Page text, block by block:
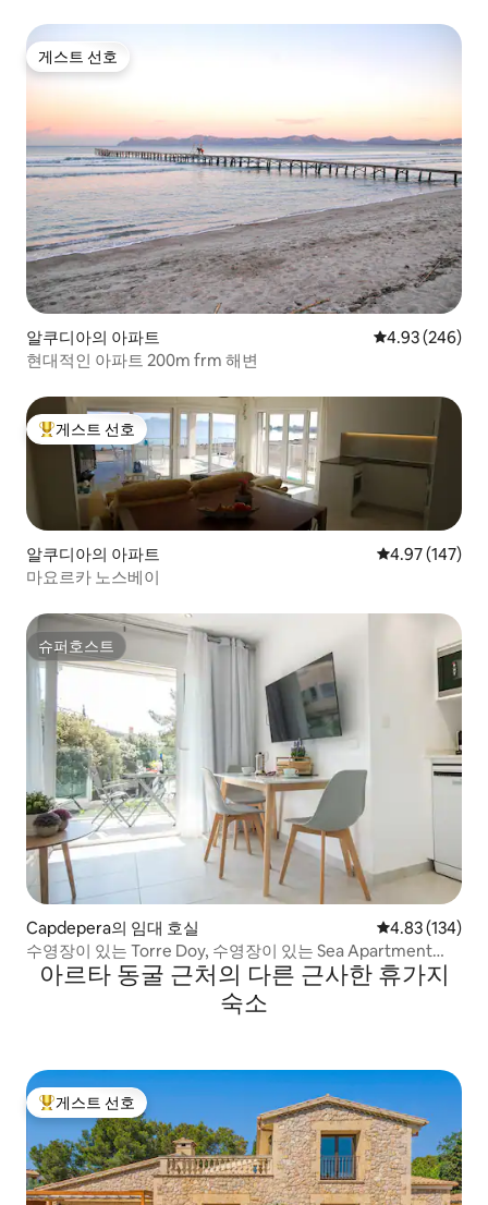
게스트 선호
게스트 선호
알쿠디아의 아파트 평점 4.93점(5
4.93 (246)
현대적인 아파트 200m frm 해변
상위 게스트 선호
게스트 선호
알쿠디아의 아파트 평점 4.97점(5
4.97 (147)
마요르카 노스베이
슈퍼호스트
슈퍼호스트
Capdepera의 임대 호실 평점 4.83점(5
4.83 (134)
수영장이 있는 Torre Doy, 수영장이 있는 Sea Apartment
6E...
아르타 동굴 근처의 다른 근사한 휴가지
숙소
상위 게스트 선호
게스트 선호